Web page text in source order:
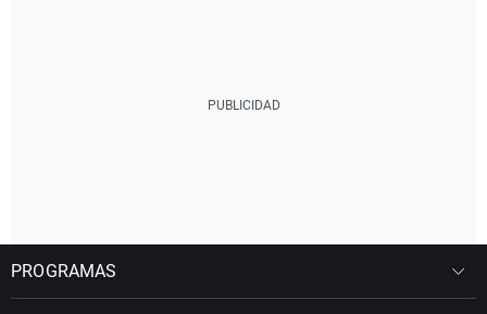
PROGRAMAS